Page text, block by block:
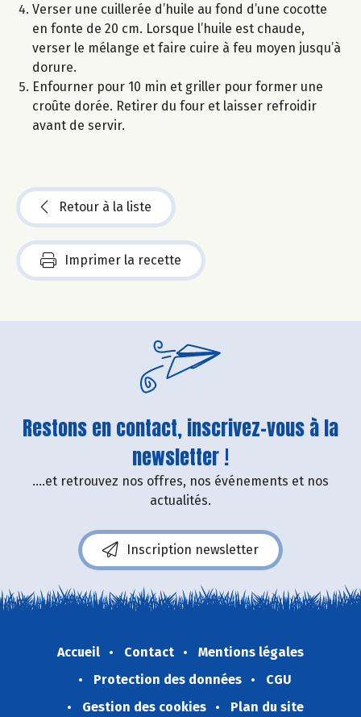
Verser une cuillerée d’huile au fond d’une cocotte
en fonte de 20 cm. Lorsque l’huile est chaude,
verser le mélange et faire cuire à feu moyen jusqu’à
dorure.
Enfourner pour 10 min et griller pour former une
croûte dorée. Retirer du four et laisser refroidir
avant de servir.
Retour à la liste
Imprimer la recette
Restons en contact, inscrivez-vous à la
newsletter !
....et retrouvez nos offres, nos événements et nos
actualités.
Inscription newsletter
Accueil Contact
Mentions légales
Protection des données
CGU
Gestion des cookies
Plan du site